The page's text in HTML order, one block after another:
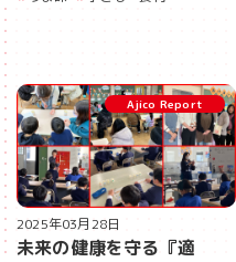
Ajico Report
2025年03月28日
未来の健康を守る『適